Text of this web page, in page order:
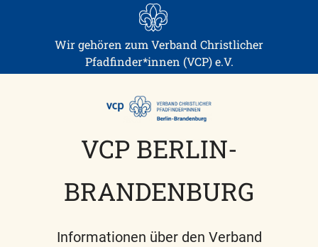
Wir gehören zum Verband Christlicher
Pfadfinder*innen (VCP) e.V.
VCP BERLIN-
BRANDENBURG
Informationen über den Verband